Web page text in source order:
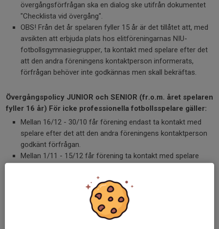
övergångsförfrågan ska en dialog ske utifrån dokumentet
"Checklista vid övergång".
OBS! Från det år spelaren fyller 15 år är det tillåtet att, med
avsikten att erbjuda plats hos elitföreningarnas NIU-
fotbollsgymnasiegrupper, ta kontakt med spelare efter det
att den andra föreningens kontaktperson informerats,
förfrågan behöver inte godkännas men skall bekräftas.
Övergångspolicy JUNIOR och SENIOR (fr.o.m. året spelaren
fyller 16 år) För icke professionella fotbollsspelare gäller:
Mellan 16/12 - 30/10 får förening endast ta kontakt med
spelare efter det att den andra föreningens kontaktperson
godkänt förfrågan.
Mellan 1/11 - 15/12 får förening ta kontakt med spelare
informerats, förfrågan behöver inte godkännas men skall
Spelare som vill byta förening mellan 16/12- 30/10 tar
kontakt med sin förenings kontaktperson, som i sin tur tar
kontakt med den nya föreningens kontaktperson.